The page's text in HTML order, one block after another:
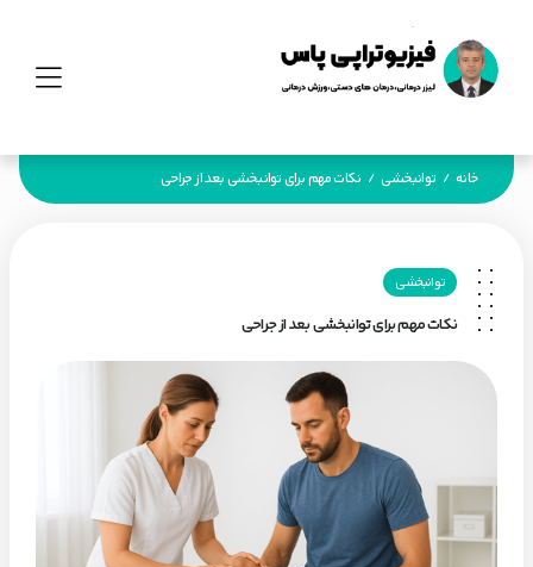
خانه / توانبخشی / نکات مهم برای توانبخشی بعد از جراحی
توانبخشی
نکات مهم برای توانبخشی بعد از جراحی